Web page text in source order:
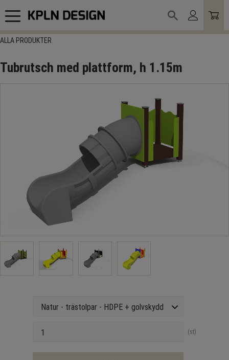
Meny
ALLA PRODUKTER
Tubrutsch med plattform, h 1.15m
st